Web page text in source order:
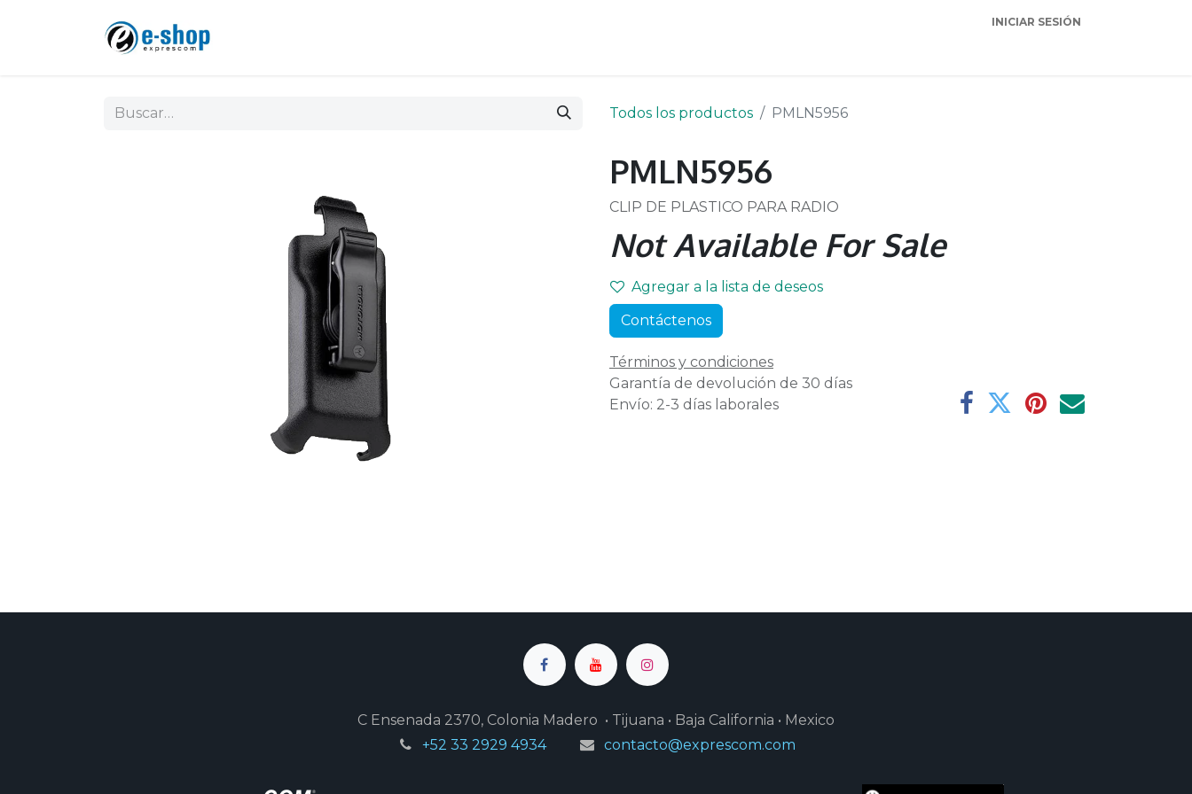
INICIAR SESIÓN
Todos los productos PMLN5956
PMLN5956
CLIP DE PLASTICO PARA RADIO
Not Available For Sale
Agregar a la lista de deseos
Contáctenos
Términos y condiciones
Garantía de devolución de 30 días
Envío: 2-3 días laborales
C Ensenada 2370, Colonia Madero • Tijuana • Baja California • Mexico
+52 33 2929 4934
contacto@exprescom.com